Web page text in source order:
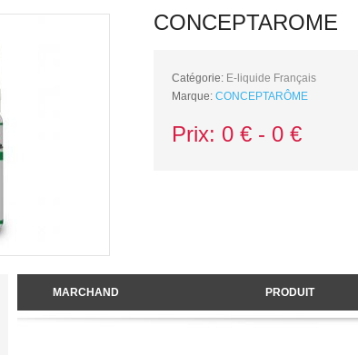
CONCEPTARÔME
Catégorie: E-liquide Français
Marque: CONCEPTARÔME
Prix: 0 € - 0 €
MARCHAND PRODUIT